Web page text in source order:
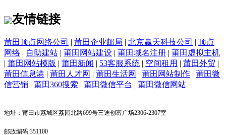
友情链接
莆田顶点网络公司 | 莆田企业邮局 | 北京赢天科技公司 | 顶点
网络 | 自助建站 | 莆田网站建设 | 莆田域名注册 | 莆田虚拟主机
| 莆田网站模版 | 莆田新闻 | 53客服系统 | 空间租用 | 莆田外贸 |
莆田信息港 | 莆田人才网 | 莆田生活网 | 莆田网站制作 | 莆田微
信营销 | 莆田360搜索 | 莆田微信平台 | 莆田微信网站
地址：莆田市荔城区荔园北路699号三迪创富广场2306-2307室
邮政编码:351100